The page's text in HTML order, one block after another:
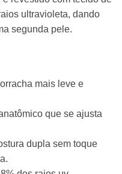
ultravioleta, dando
segunda pele.
mais leve e
que se ajusta
dupla sem toque